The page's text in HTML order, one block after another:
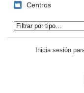
Centros
Inicia sesión